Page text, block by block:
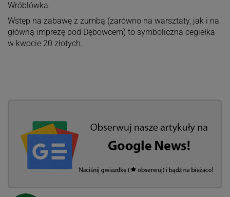
Wróblówka.
Wstęp na zabawę z zumbą (zarówno na warsztaty, jak i na
główną imprezę pod Dębowcem) to symboliczna cegiełka
w kwocie 20 złotych.